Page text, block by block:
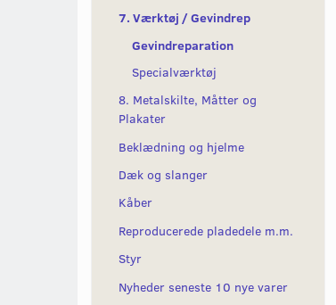
7. Værktøj / Gevindrep
Gevindreparation
Specialværktøj
8. Metalskilte, Måtter og
Plakater
Beklædning og hjelme
Dæk og slanger
Kåber
Reproducerede pladedele m.m.
Styr
Nyheder seneste 10 nye varer